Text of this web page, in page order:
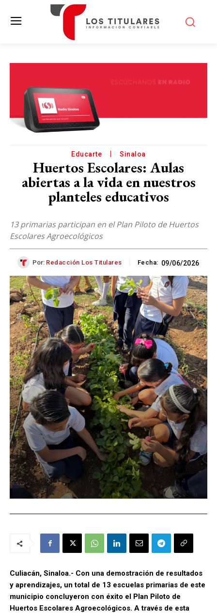
Educarte Sinaloa
Huertos Escolares: Aulas
abiertas a la vida en nuestros
planteles educativos
13 primarias participan en el Plan Piloto de Huertos
Escolares Agroecológicos
Por: Redacción Los Titulares Fecha: 09/06/2026
Culiacán, Sinaloa.- Con una demostración de resultados
y aprendizajes, un total de 13 escuelas primarias de este
municipio concluyeron con éxito el Plan Piloto de
Huertos Escolares Agroecológicos. A través de esta